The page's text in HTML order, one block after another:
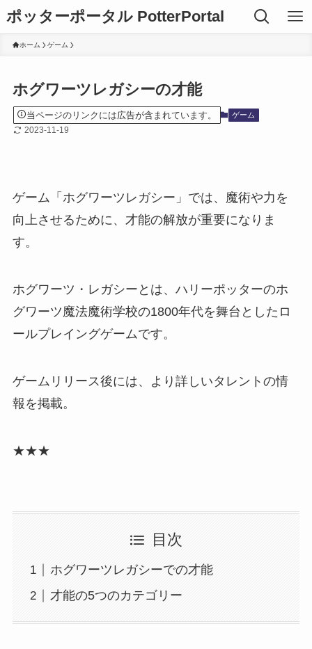
ポッターポータル PotterPortal
ホーム ゲーム
ホグワーツレガシーの才能
当ページのリンクには広告が含まれています。 ゲーム
2023-11-19
ゲーム「ホグワーツレガシー」では、魔術や力を
向上させるために、才能の解放が重要になりま
す。
ホグワーツ・レガシーとは、ハリーポッターのホ
グワーツ魔法魔術学校の1800年代を舞台としたロ
ールプレイングゲームです。
ゲームリリース後には、より詳しいタレントの情
報を掲載。
★★★
目次
ホグワーツレガシーでの才能
才能の5つのカテゴリー